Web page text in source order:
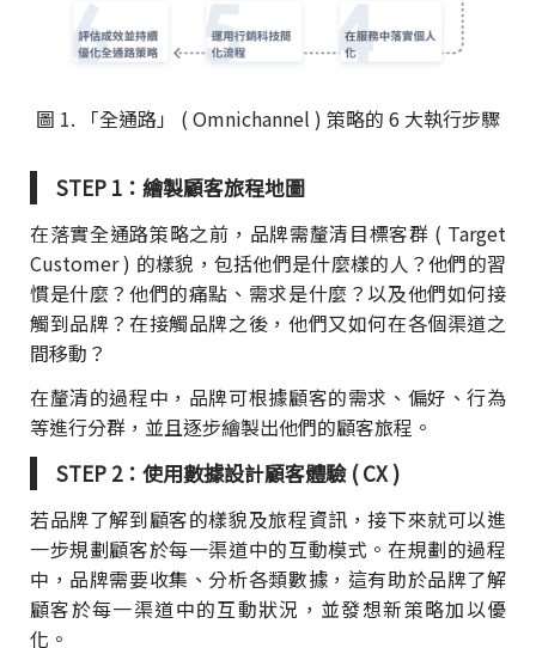
圖 1. 「全通路」 ( Omnichannel ) 策略的 6 大執行步驟
STEP 1：繪製顧客旅程地圖
在落實全通路策略之前，品牌需釐清目標客群 ( Target
Customer ) 的樣貌，包括他們是什麼樣的人？他們的習
慣是什麼？他們的痛點、需求是什麼？以及他們如何接
觸到品牌？在接觸品牌之後，他們又如何在各個渠道之
間移動？
在釐清的過程中，品牌可根據顧客的需求、偏好、行為
等進行分群，並且逐步繪製出他們的顧客旅程。
STEP 2：使用數據設計顧客體驗 ( CX )
若品牌了解到顧客的樣貌及旅程資訊，接下來就可以進
一步規劃顧客於每一渠道中的互動模式。在規劃的過程
中，品牌需要收集、分析各類數據，這有助於品牌了解
顧客於每一渠道中的互動狀況，並發想新策略加以優
化。